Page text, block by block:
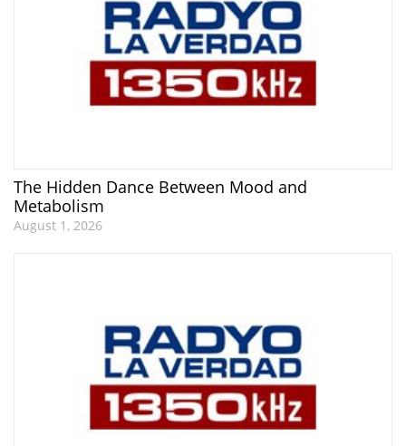
The Hidden Dance Between Mood and
Metabolism
August 1, 2026